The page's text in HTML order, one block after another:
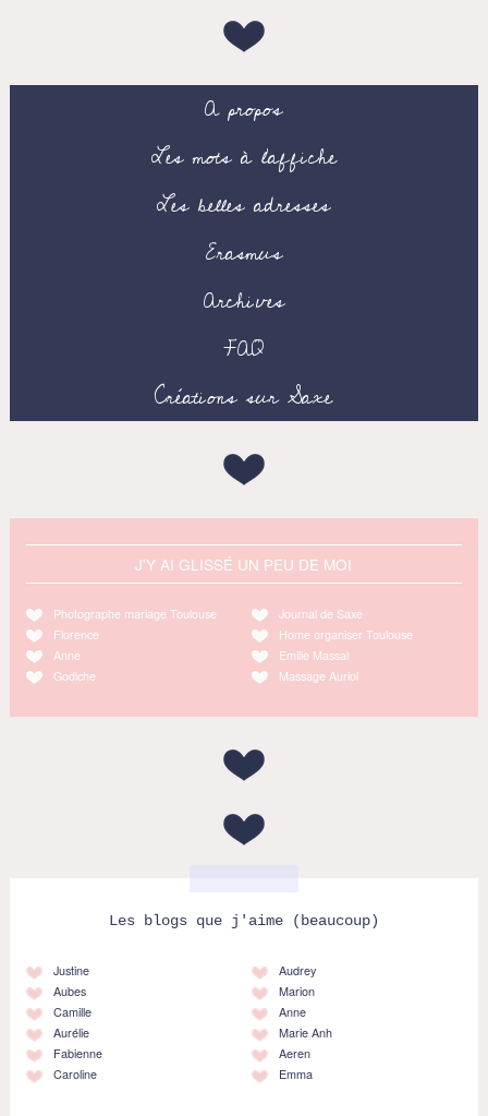
A propos
Les mots à l’affiche
Les belles adresses
Erasmus
Archives
FAQ
Créations sur Saxe
J'Y AI GLISSÉ UN PEU DE MOI
Photographe mariage Toulouse
Florence
Anne
Godiche
Journal de Saxe
Home organiser Toulouse
Emilie Massal
Massage Auriol
Les blogs que j'aime (beaucoup)
Justine
Aubes
Camille
Aurélie
Fabienne
Caroline
Audrey
Marion
Anne
Marie Anh
Aeren
Emma